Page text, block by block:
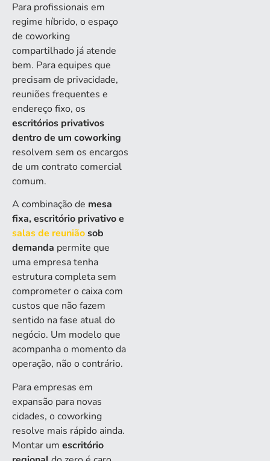
Para profissionais em
regime híbrido, o espaço
de coworking
compartilhado já atende
bem. Para equipes que
precisam de privacidade,
reuniões frequentes e
endereço fixo, os
escritórios privativos
dentro de um coworking
resolvem sem os encargos
de um contrato comercial
comum.
A combinação de mesa
fixa, escritório privativo e
salas de reuniãosob
demanda permite que
uma empresa tenha
estrutura completa sem
comprometer o caixa com
custos que não fazem
sentido na fase atual do
negócio. Um modelo que
acompanha o momento da
operação, não o contrário.
Para empresas em
expansão para novas
cidades, o coworking
resolve mais rápido ainda.
Montar um escritório